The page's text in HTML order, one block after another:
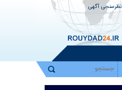
نظرسنجی آگهی